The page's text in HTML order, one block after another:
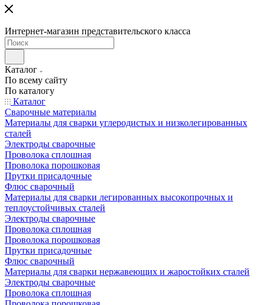
Интернет-магазин представительского класса
Каталог
По всему сайту
По каталогу
Каталог
Сварочные материалы
Материалы для сварки углеродистых и низколегированных
сталей
Электроды сварочные
Проволока сплошная
Проволока порошковая
Прутки присадочные
Флюс сварочный
Материалы для сварки легированных высокопрочных и
теплоустойчивых сталей
Электроды сварочные
Проволока сплошная
Проволока порошковая
Прутки присадочные
Флюс сварочный
Материалы для сварки нержавеющих и жаростойких сталей
Электроды сварочные
Проволока сплошная